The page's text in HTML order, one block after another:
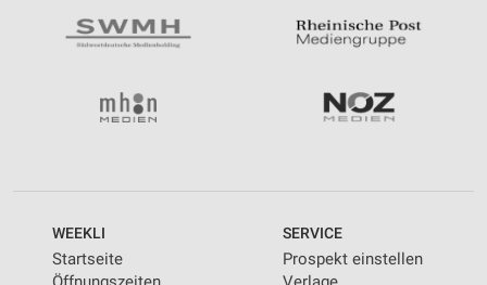
WEEKLI
Startseite
SERVICE
Prospekt einstellen